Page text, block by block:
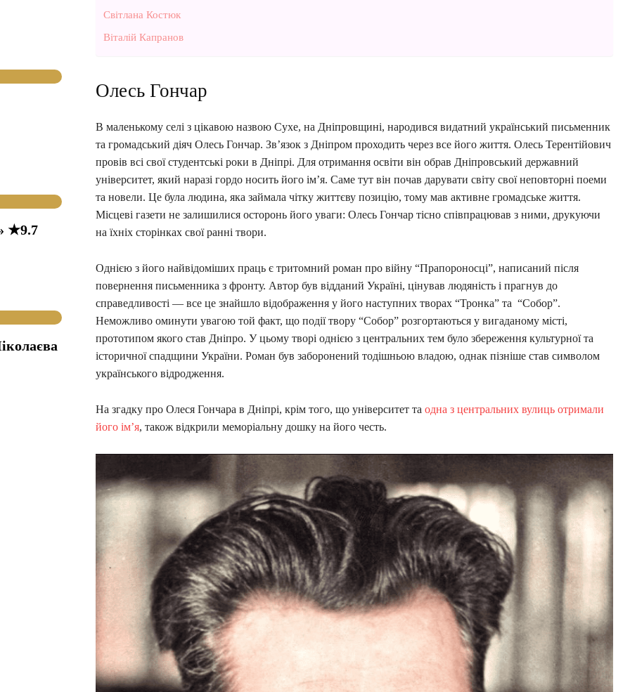
★9.7
Світлана Костюк
Віталій Капранов
Олесь Гончар
В маленькому селі з цікавою назвою Сухе, на Дніпровщині, народився видатний український письменник
та громадський діяч Олесь Гончар. Зв’язок з Дніпром проходить через все його життя. Олесь Терентійович
провів всі свої студентські роки в Дніпрі. Для отримання освіти він обрав Дніпровський державний
університет, який наразі гордо носить його ім’я. Саме тут він почав дарувати світу свої неповторні поеми
та новели. Це була людина, яка займала чітку життєву позицію, тому мав активне громадське життя.
Місцеві газети не залишилися осторонь його уваги: Олесь Гончар тісно співпрацював з ними, друкуючи
на їхніх сторінках свої ранні твори.
Однією з його найвідоміших праць є тритомний роман про війну “Прапороносці”, написаний після
повернення письменника з фронту. Автор був відданий Україні, цінував людяність і прагнув до
справедливості — все це знайшло відображення у його наступних творах “Тронка” та “Собор”.
Неможливо оминути увагою той факт, що події твору “Собор” розгортаються у вигаданому місті,
прототипом якого став Дніпро. У цьому творі однією з центральних тем було збереження культурної та
історичної спадщини України. Роман був заборонений тодішньою владою, однак пізніше став символом
українського відродження.
На згадку про Олеся Гончара в Дніпрі, крім того, що університет та одна з центральних вулиць отримали
його ім’я, також відкрили меморіальну дошку на його честь.